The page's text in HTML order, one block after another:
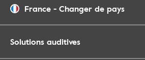
France - Changer de pays
Solutions auditives